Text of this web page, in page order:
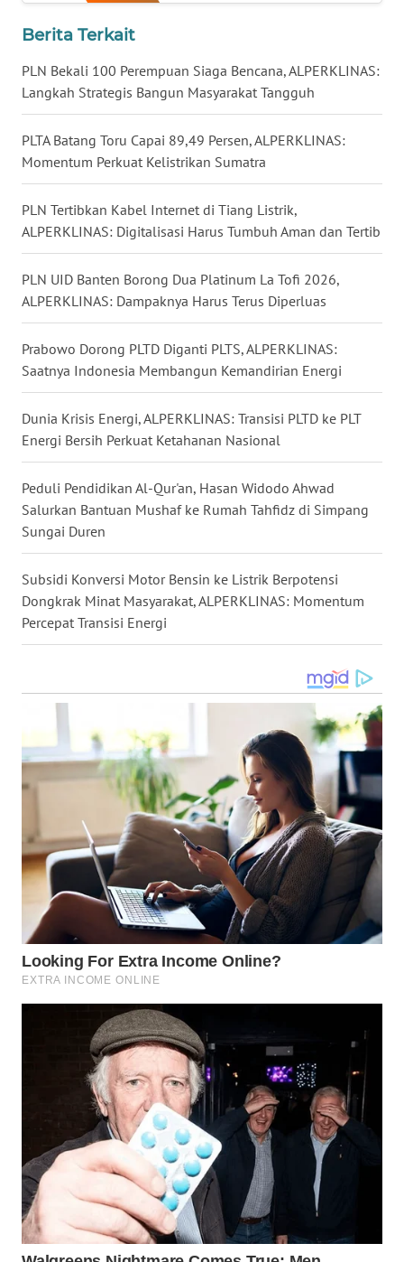
Berita Terkait
PLN Bekali 100 Perempuan Siaga Bencana, ALPERKLINAS:
Langkah Strategis Bangun Masyarakat Tangguh
PLTA Batang Toru Capai 89,49 Persen, ALPERKLINAS:
Momentum Perkuat Kelistrikan Sumatra
PLN Tertibkan Kabel Internet di Tiang Listrik,
ALPERKLINAS: Digitalisasi Harus Tumbuh Aman dan Tertib
PLN UID Banten Borong Dua Platinum La Tofi 2026,
ALPERKLINAS: Dampaknya Harus Terus Diperluas
Prabowo Dorong PLTD Diganti PLTS, ALPERKLINAS:
Saatnya Indonesia Membangun Kemandirian Energi
Dunia Krisis Energi, ALPERKLINAS: Transisi PLTD ke PLT
Energi Bersih Perkuat Ketahanan Nasional
Peduli Pendidikan Al-Qur'an, Hasan Widodo Ahwad
Salurkan Bantuan Mushaf ke Rumah Tahfidz di Simpang
Sungai Duren
Subsidi Konversi Motor Bensin ke Listrik Berpotensi
Dongkrak Minat Masyarakat, ALPERKLINAS: Momentum
Percepat Transisi Energi
WN
WN
WN
GORONTALO
WN
SULUT
WN
MALUKU
WN
MALUT
WN
DAIRI
WN
NIAS
WN
TAPANULI
SELATAN
WN
TANJUNG
LESUNG
SIMALUNGUN
WN
LABUHANBATU
TAPANULI